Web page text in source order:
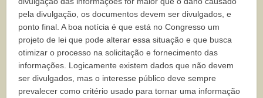
pela divulgação, os documentos devem ser divulgados, e
ponto final. A boa notícia é que está no Congresso um
projeto de lei que pode alterar essa situação e que busca
otimizar o processo na solicitação e fornecimento das
informações. Logicamente existem dados que não devem
ser divulgados, mas o interesse público deve sempre
prevalecer como critério usado para tornar uma informação